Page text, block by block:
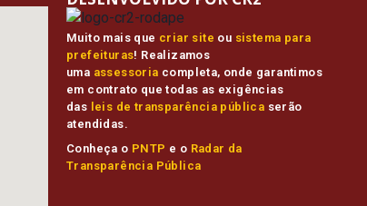
Muito mais que criar site ou sistema para
prefeituras! Realizamos
uma assessoria completa, onde garantimos
em contrato que todas as exigências
das leis de transparência pública serão
atendidas.
Conheça o PNTP e o Radar da
Transparência Pública